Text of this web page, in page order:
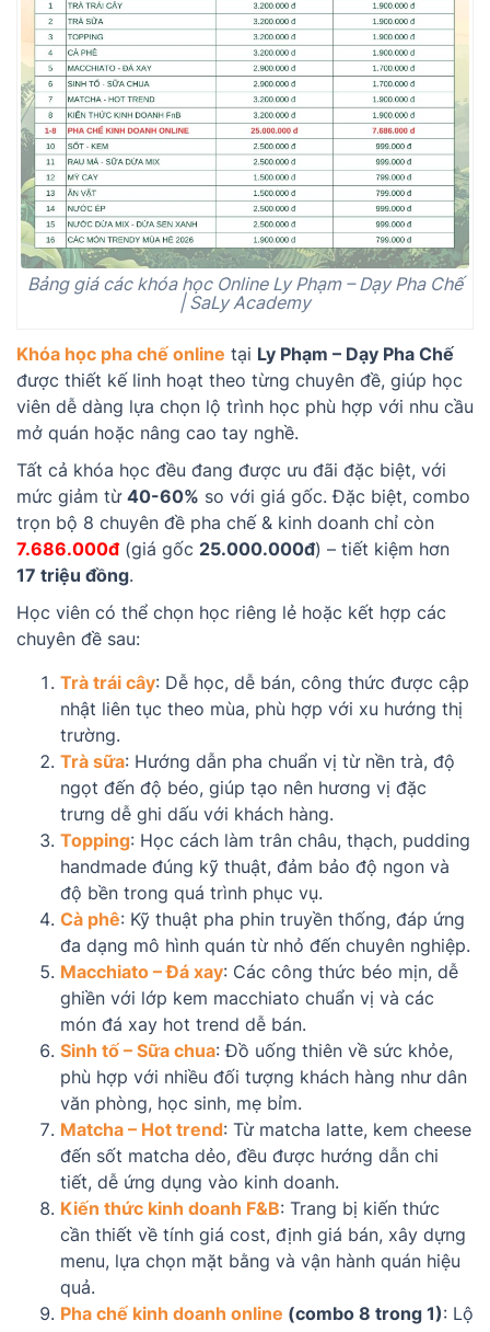
Bảng giá các khóa học Online Ly Phạm – Dạy Pha Chế
| SaLy Academy
Khóa học pha chế online tại Ly Phạm – Dạy Pha Chế
được thiết kế linh hoạt theo từng chuyên đề, giúp học
viên dễ dàng lựa chọn lộ trình học phù hợp với nhu cầu
mở quán hoặc nâng cao tay nghề.
Tất cả khóa học đều đang được ưu đãi đặc biệt, với
mức giảm từ 40-60% so với giá gốc. Đặc biệt, combo
trọn bộ 8 chuyên đề pha chế & kinh doanh chỉ còn
7.686.000đ(giá gốc 25.000.000đ) – tiết kiệm hơn
17 triệu đồng.
Học viên có thể chọn học riêng lẻ hoặc kết hợp các
chuyên đề sau:
Trà trái cây: Dễ học, dễ bán, công thức được cập
nhật liên tục theo mùa, phù hợp với xu hướng thị
trường.
Trà sữa: Hướng dẫn pha chuẩn vị từ nền trà, độ
ngọt đến độ béo, giúp tạo nên hương vị đặc
trưng dễ ghi dấu với khách hàng.
Topping: Học cách làm trân châu, thạch, pudding
handmade đúng kỹ thuật, đảm bảo độ ngon và
độ bền trong quá trình phục vụ.
Cà phê: Kỹ thuật pha phin truyền thống, đáp ứng
đa dạng mô hình quán từ nhỏ đến chuyên nghiệp.
Macchiato – Đá xay: Các công thức béo mịn, dễ
ghiền với lớp kem macchiato chuẩn vị và các
món đá xay hot trend dễ bán.
Sinh tố – Sữa chua: Đồ uống thiên về sức khỏe,
phù hợp với nhiều đối tượng khách hàng như dân
văn phòng, học sinh, mẹ bỉm.
Matcha – Hot trend: Từ matcha latte, kem cheese
đến sốt matcha dẻo, đều được hướng dẫn chi
tiết, dễ ứng dụng vào kinh doanh.
Kiến thức kinh doanh F&B: Trang bị kiến thức
cần thiết về tính giá cost, định giá bán, xây dựng
menu, lựa chọn mặt bằng và vận hành quán hiệu
quả.
Pha chế kinh doanh online (combo 8 trong 1): Lộ